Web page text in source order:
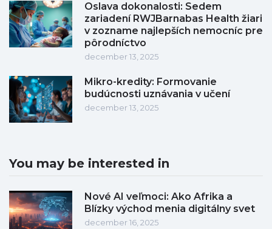
Oslava dokonalosti: Sedem
zariadení RWJBarnabas Health žiari
v zozname najlepších nemocníc pre
pôrodníctvo
december 13, 2025
Mikro-kredity: Formovanie
budúcnosti uznávania v učení
december 13, 2025
You may be interested in
Nové AI veľmoci: Ako Afrika a
Blízky východ menia digitálny svet
december 16, 2025